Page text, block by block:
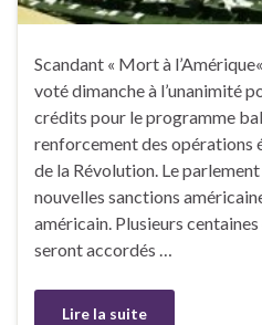
Scandant « Mort à
voté dimanche à l’unanimité
crédits pour le programme
renforcement des opérations
de la Révolution. Le
nouvelles sanctions
américain. Plusieurs
seront accordés …
Lire la suite